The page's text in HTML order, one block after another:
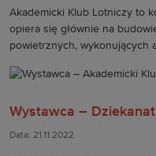
Akademicki Klub Lotniczy to
opiera się głównie na
powietrznych, wykonujących
Wystawca –
Data: 21.11.2022